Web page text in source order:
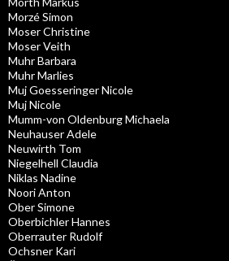
Morzé Simon
Moser Christine
Moser Veith
Muhr Barbara
Muhr Marlies
Muj Goesseringer Nicole
Muj Nicole
Mumm-von Oldenburg Michaela
Neuhauser Adele
Neuwirth Tom
Niegelhell Claudia
Niklas Nadine
Noori Anton
Ober Simone
Oberbichler Hannes
Oberrauter Rudolf
Ochsner Kari